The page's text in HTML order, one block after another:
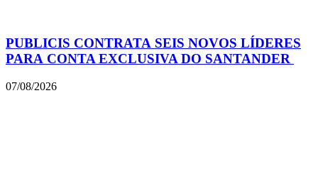
PUBLICIS CONTRATA SEIS NOVOS LÍDERES
PARA CONTA EXCLUSIVA DO SANTANDER
07/08/2026